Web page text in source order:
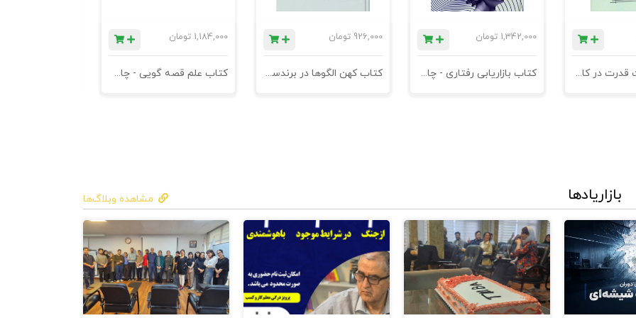
کتاب مدیریت قدرت در کاروکسب
1,342,000 تومان
کتاب بازاریابی رفتاری - چاپ سوم
926,000 تومان
کتاب کهن الگوها در برندسازی - ابزاری برای خلاقها و استراتژیست ها
1,184,000 تومان
کتاب علم قصه گویی - چاپ سوم
مشاهده وبلاگ‌ها بازاریادها